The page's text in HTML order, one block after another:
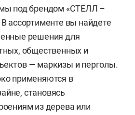
под брендом «СТЕЛЛ –
ассортименте вы найдете
решения для
общественных и
— маркизы и перголы.
применяются в
становясь
из дерева или